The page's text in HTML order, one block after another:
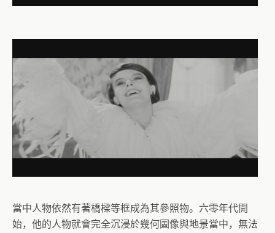
當中人物依然有著橋樑等框成為其參照物。六零年代開
始，他的人物就會完全沉浸於幾何圖像與地景當中，無法